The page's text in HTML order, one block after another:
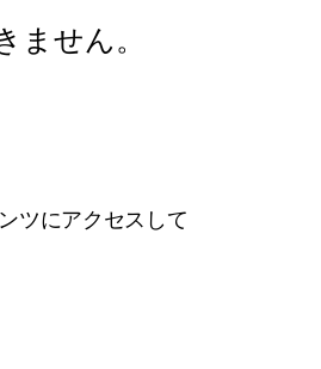
せん。
ツにアクセスして